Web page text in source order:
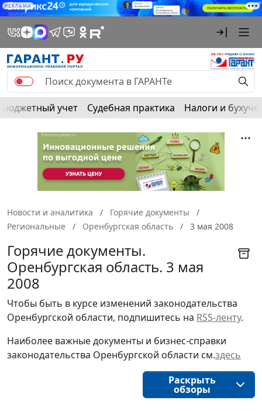
РЕКЛАМА
Бюджетный учет Судебная практика Налоги и
Новости и аналитика
Горячие документы
Региональные
Оренбургская область 3 мая 2008
Горячие документы.
Оренбургская область. 3 мая
2008
Чтобы быть в курсе изменений законодательства
Оренбургской области, подпишитесь на RSS-ленту.
Наиболее важные документы и бизнес-справки
законодательства Оренбургской области см.здесь
Раскрыть
обзоры